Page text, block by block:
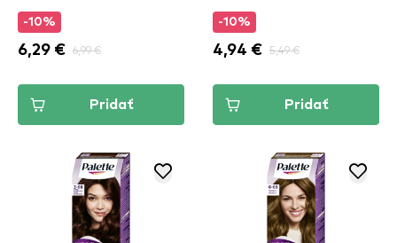
-10%
6,29 € 6,99 €
Pridať
-10%
4,94 € 5,49 €
Pridať